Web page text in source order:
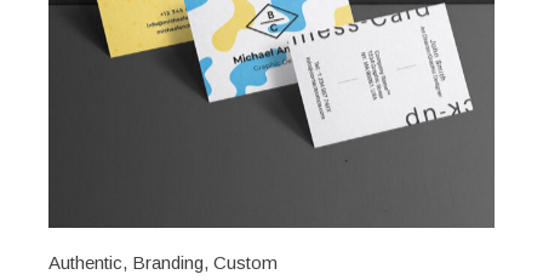
Authentic, Branding,Custom